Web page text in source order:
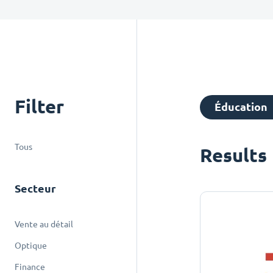
Filter
Tous
Secteur
Vente au détail
Optique
Finance
Éducation
Results